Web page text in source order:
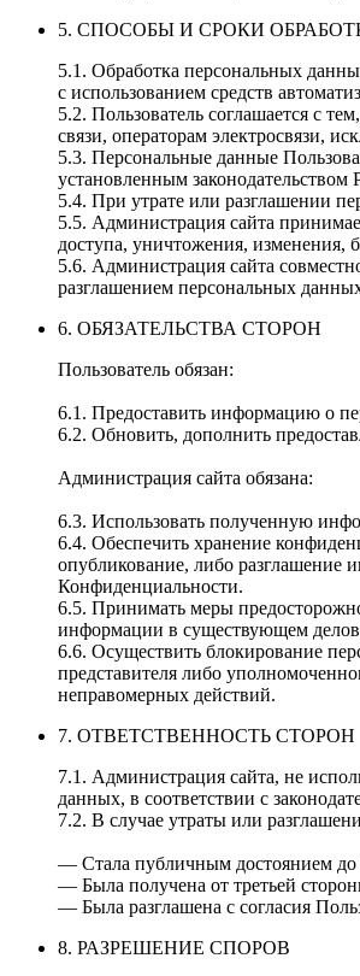
5. СПОСОБЫ И СРОКИ
5.1. Обработка персональных
с использованием средств
5.2. Пользователь соглашается с
связи, операторам электросвязи,
5.3. Персональные данные
установленным
5.4. При утрате или разглашении
5.5. Администрация сайта
доступа, уничтожения, изменения,
5.6. Администрация сайта
разглашением персональных
6. ОБЯЗАТЕЛЬСТВА СТОРОН
Пользователь обязан:
6.1. Предоставить информацию о
6.2. Обновить, дополнить
Администрация сайта обязана:
6.3. Использовать полученную
6.4. Обеспечить хранение
опубликование, либо
Конфиденциальности.
6.5. Принимать меры
информации в существующем
6.6. Осуществить блокирование
представителя либо
неправомерных действий.
7. ОТВЕТСТВЕННОСТЬ СТОРОН
7.1. Администрация сайта, не
данных, в соответствии с
7.2. В случае утраты или
— Стала публичным достоянием до
— Была получена от третьей
— Была разглашена с согласия
8. РАЗРЕШЕНИЕ СПОРОВ